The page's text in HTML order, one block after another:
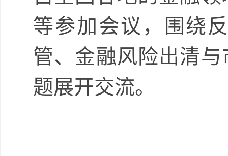
等参加会议，围绕
管、金融风险出清
题展开交流。